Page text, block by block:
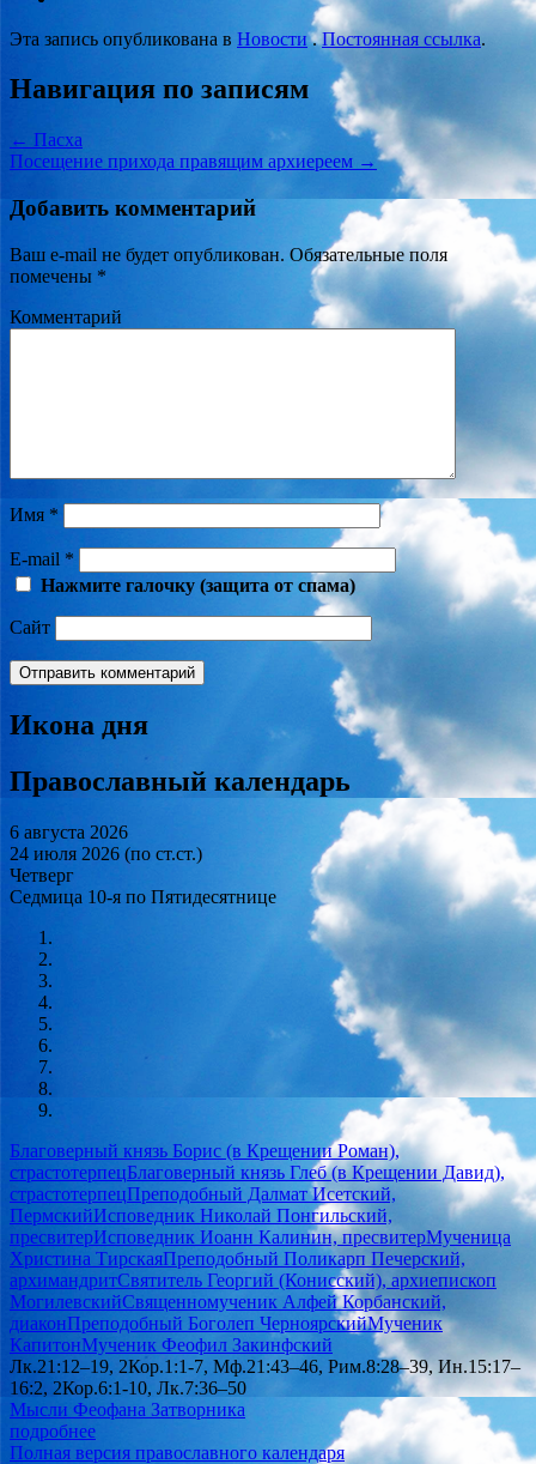
Эта запись опубликована в Новости.Постоянная ссылка.
Навигация по записям
← Пасха
Посещение прихода правящим архиереем →
Добавить комментарий
Ваш e-mail не будет опубликован. Обязательные поля
помечены *
Комментарий
Имя *
E-mail *
Нажмите галочку (защита от спама)
Сайт
Икона дня
Православный календарь
6 августа 2026
24 июля 2026 (по ст.ст.)
Четверг
Седмица 10-я по Пятидесятнице
Благоверный князь Борис (в Крещении Роман),
страстотерпецБлаговерный князь Глеб (в Крещении Давид),
страстотерпецПреподобный Далмат Исетский,
ПермскийИсповедник Николай Понгильский,
пресвитерИсповедник Иоанн Калинин, пресвитерМученица
Христина ТирскаяПреподобный Поликарп Печерский,
архимандритСвятитель Георгий (Конисский), архиепископ
МогилевскийСвященномученик Алфей Корбанский,
диаконПреподобный Боголеп ЧерноярскийМученик
КапитонМученик Феофил Закинфский
Лк.21:12–19, 2Кор.1:1-7, Мф.21:43–46, Рим.8:28–39, Ин.15:17–
16:2, 2Кор.6:1-10, Лк.7:36–50
Мысли Феофана Затворника
подробнее
Полная версия православного календаря